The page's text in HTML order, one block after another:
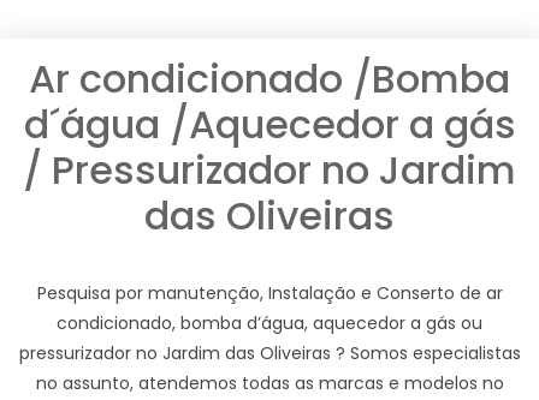
Ar condicionado /Bomba
d´água /Aquecedor a gás
/ Pressurizador no Jardim
das Oliveiras
Pesquisa por manutenção, Instalação e Conserto de ar
condicionado, bomba d’água, aquecedor a gás ou
pressurizador no Jardim das Oliveiras ? Somos especialistas
no assunto, atendemos todas as marcas e modelos no